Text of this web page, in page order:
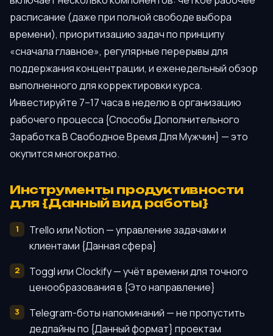
расписание (даже при полной свободе выбора
времени), приоритизацию задач по принципу
«сначала главное», регулярные перерывы для
поддержания концентрации, и еженедельный обзор
выполненного для корректировки курса.
Инвестируйте 7–17 часа в неделю в организацию
рабочего процесса {Способы Дополнительного
Заработка В Свободное Время Для Мужчин} — это
окупится многократно.
Инструменты продуктивности
для {Данный вид работы}
Trello или Notion — управление задачами и
клиентами {Данная сфера}
Toggl или Clockify — учёт времени для точного
ценообразования в {Это направление}
Telegram-боты напоминаний — не пропустить
дедлайны по {Данный формат} проектам